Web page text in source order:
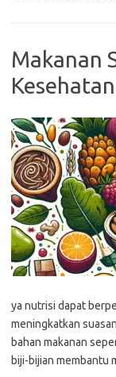
Makanan
ya nutrisi dapat
meningkatkan
bahan makanan
biji-bijian membantu